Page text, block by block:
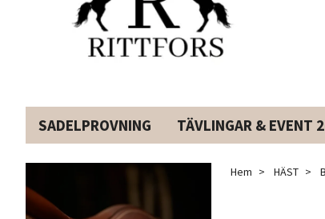
SADELPROVNING TÄVLINGAR & EVENT
Hem HÄST